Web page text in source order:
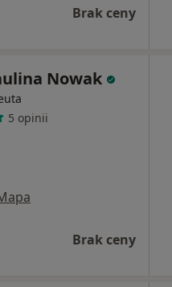
Brak ceny
Nowak
5 opinii
Brak ceny